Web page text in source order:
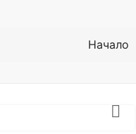
Начало
